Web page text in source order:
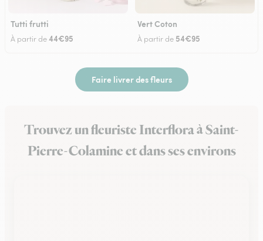
Tutti frutti
À partir de44€95
Vert Coton
À partir de 54€95
Faire livrer des fleurs
Trouvez un fleuriste Interflora à Saint-
Pierre-Colamine et dans ses environs